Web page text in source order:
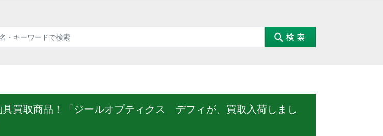
買取商品！「ジールオプティクス デフィが、買取入荷しまし